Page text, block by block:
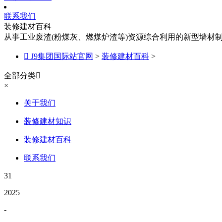
联系我们
装修建材百科
从事工业废渣(粉煤灰、燃煤炉渣等)资源综合利用的新型墙材
 J9集团国际站官网 > 装修建材百科 >
全部分类
×
关于我们
装修建材知识
装修建材百科
联系我们
31
2025
-